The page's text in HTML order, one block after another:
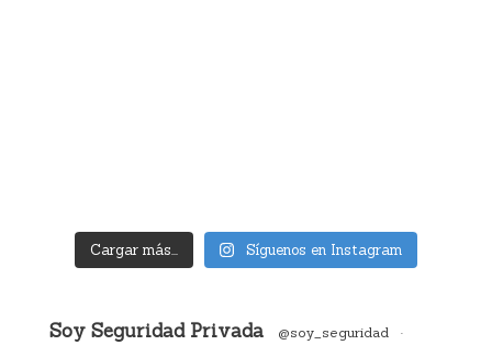
Cargar más... Síguenos en Instagram
AvatarSoy Seguridad Privada @soy_seguridad
·